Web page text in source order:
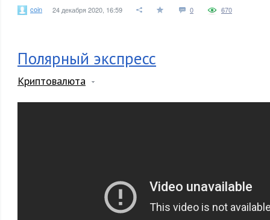
coin 24 декабря 2020, 16:59 0 670
Полярный экспресс
Криптовалюта